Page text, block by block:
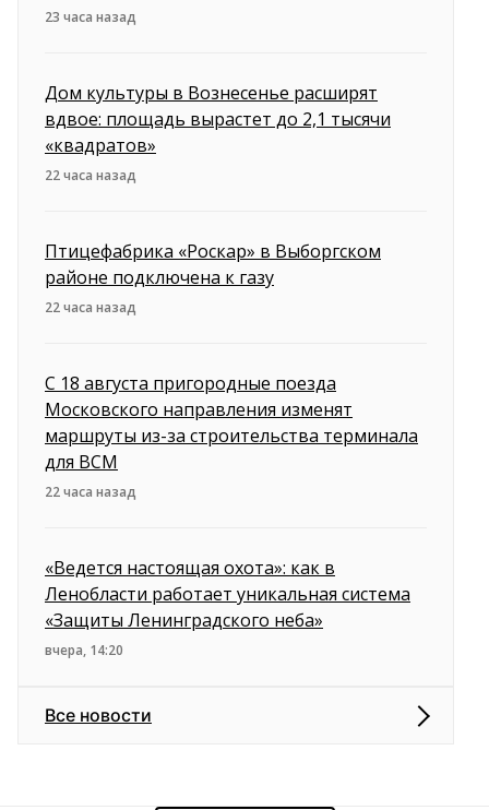
23 часа назад
Дом культуры в Вознесенье расширят
вдвое: площадь вырастет до 2,1 тысячи
«квадратов»
22 часа назад
Птицефабрика «Роскар» в Выборгском
районе подключена к газу
22 часа назад
С 18 августа пригородные поезда
Московского направления изменят
маршруты из-за строительства терминала
для ВСМ
22 часа назад
«Ведется настоящая охота»: как в
Ленобласти работает уникальная система
«Защиты Ленинградского неба»
вчера, 14:20
Все новости